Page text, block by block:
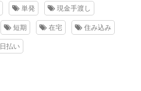
単発 現金手渡し
短期 在宅 住み込み
払い